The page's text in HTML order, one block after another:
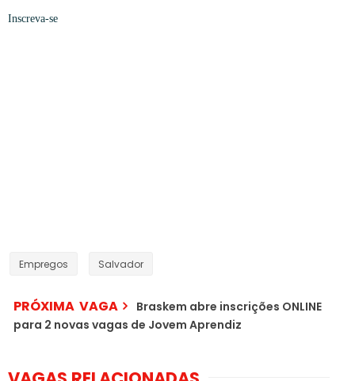
Inscreva-se
Empregos Salvador
PRÓXIMA VAGA
Braskem abre inscrições ONLINE
para 2 novas vagas de Jovem Aprendiz